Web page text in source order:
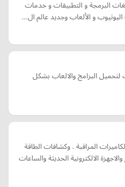
البرمجة و التطبيقات و خدمات
و الألعاب وجديد عالم ال…
البرامج والالعاب بشكل
المراقبة . وكشافات الطاقة
الالكترونية الحديثة والساعات